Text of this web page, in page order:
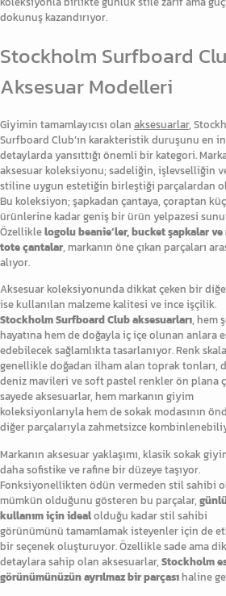
dokunuş kazandırıyor.
Stockholm Surfboard
Aksesuar Modelleri
Giyimin tamamlayıcısı olan aksesuarlar,
Surfboard Club’ın karakteristik duruşunu en
detaylarda yansıttığı önemli bir kategori.
aksesuar koleksiyonu; sadeliğin, işlevselliğin
stiline uygun estetiğin birleştiği parçalardan
Bu koleksiyon; şapkadan çantaya, çoraptan
ürünlerine kadar geniş bir ürün yelpazesi
Özelliklelogolu beanie’ler, bucket şapkalar
tote çantalar, markanın öne çıkan parçaları
alıyor.
Aksesuar koleksiyonunda dikkat çeken bir
ise kullanılan malzeme kalitesi ve ince işçilik.
Stockholm Surfboard Club aksesuarları, hem
hayatına hem de doğayla iç içe olunan anlara
edebilecek sağlamlıkta tasarlanıyor. Renk
genellikle doğadan ilham alan toprak tonları,
deniz mavileri ve soft pastel renkler ön plana
sayede aksesuarlar, hem markanın giyim
koleksiyonlarıyla hem de sokak modasının
diğer parçalarıyla zahmetsizce
Markanın aksesuar yaklaşımı, klasik sokak
daha sofistike ve rafine bir düzeye taşıyor.
Fonksiyonellikten ödün vermeden stil sahibi
mümkün olduğunu gösteren bu parçalar,
kullanım için idealolduğu kadar stil sahibi
görünümünü tamamlamak isteyenler için de
bir seçenek oluşturuyor. Özellikle sade ama
detaylara sahip olan aksesuarlar, Stockholm
görünümünüzün ayrılmaz bir parçasıhaline